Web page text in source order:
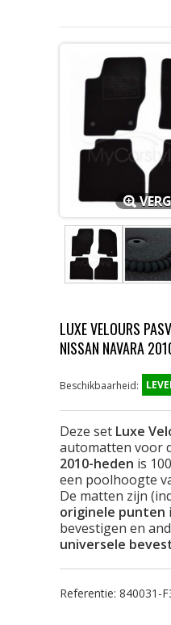
LUXE VELOURS
NISSAN NAVARA
Beschikbaarheid:
Deze set Luxe
automatten voor
2010-heden is
een poolhoogte
De matten zijn
originele punten
bevestigen en
universele
Referentie: 840031-